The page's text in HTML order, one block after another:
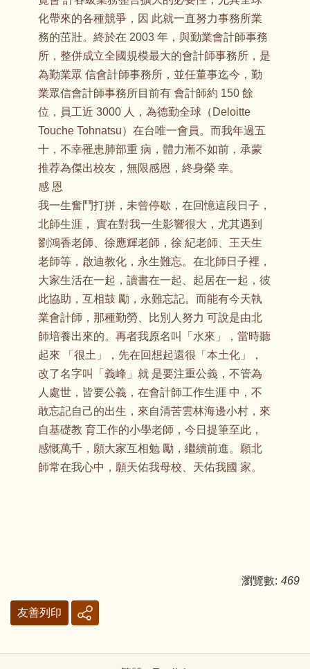
化帶來的各種競爭，因 此就一直努力事務所業
務的茁壯。終於在 2003 年，與勤業會計師事務
所，整併成立全國規模最大的會計師事務所，是
為勤業眾 信會計師事務所，並任董事迄今，勤
業眾信會計師事務所目前有 會計師約 150 餘
位，員工近 3000 人，為德勤全球（Deloitte
Touche Tohnatsu）在台唯一會員。而我年過五
十，不幸罹患肺部重 病，體力漸不如前，承蒙
推荐為傑出校友，無限感恩，終身榮 幸。
感 恩
我一生奮鬥打拼，未曾停歇，在回憶這段日子，
北師生涯， 實在對我一生影響很大，尤其遇到
劉鴻香老師、徐應輝老師，徐 紀老師、王天生
老師等，啟迪教化，永生難忘。在北師日子裡，
大家生活在一起，讀書在一起、起居在一起，彼
此協助，互相鼓 勵，永難忘記。而能有今天執
業會計師，那種勤勞、比別人努力 可說是由北
師培養出來的。再者我原名叫「水來」，當時聽
起來 「很土」，先在回想起還很「本土化」，
改了名字叫「義峰」就 是要注重公義，不管為
人處世，皆要公義，在會計師工作生涯 中，不
敢忘記自己的出生，來自清苦雲林海邊小村，來
自基礎教 育工作的小學老師，今日提筆至此，
感慨萬千，願大家互相勉 勵，繼續前進。願北
師常在我心中，願天佑我母校、天佑我國 家。
瀏覽數: 469
友善列印